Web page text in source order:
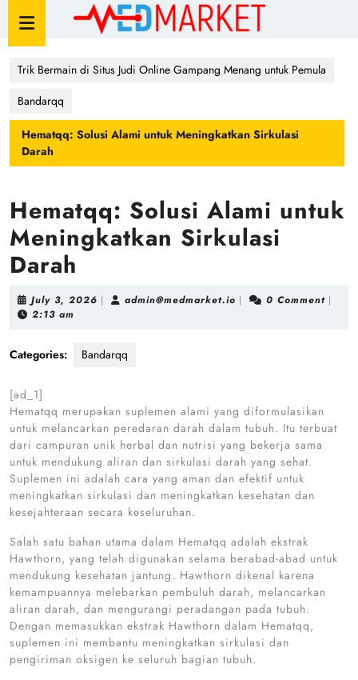
Button
Trik Bermain di Situs Judi Online Gampang Menang untuk Pemula
Bandarqq
Hematqq: Solusi Alami untuk Meningkatkan Sirkulasi
Darah
Hematqq: Solusi Alami untuk
Meningkatkan Sirkulasi
Darah
July 3, 2026 July
| admin@medmarket.io admin@medmarket.io
| 0 Comment |
2:13 am
Categories: Bandarqq
[ad_1]
Hematqq merupakan suplemen alami yang diformulasikan
untuk melancarkan peredaran darah dalam tubuh. Itu terbuat
dari campuran unik herbal dan nutrisi yang bekerja sama
untuk mendukung aliran dan sirkulasi darah yang sehat.
Suplemen ini adalah cara yang aman dan efektif untuk
meningkatkan sirkulasi dan meningkatkan kesehatan dan
kesejahteraan secara keseluruhan.
Salah satu bahan utama dalam Hematqq adalah ekstrak
Hawthorn, yang telah digunakan selama berabad-abad untuk
mendukung kesehatan jantung. Hawthorn dikenal karena
kemampuannya melebarkan pembuluh darah, melancarkan
aliran darah, dan mengurangi peradangan pada tubuh.
Dengan memasukkan ekstrak Hawthorn dalam Hematqq,
suplemen ini membantu meningkatkan sirkulasi dan
pengiriman oksigen ke seluruh bagian tubuh.